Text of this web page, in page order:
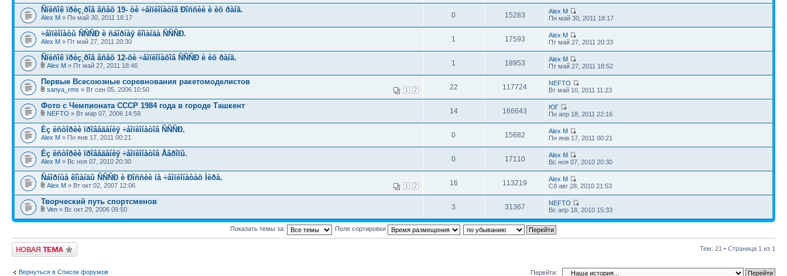
Ñïèñîê ïðèç¸ðîâ âñåõ 19- òè ÷åìïèîíàòîâ Ðîññèè è èõ ðàíã.
Alex M » Пн май 30, 2011 18:17 0 15283
Alex M
Пн май 30, 2011 18:17
÷åìïèîíàòû ÑÑÑÐ è ñáîðíàÿ êîìàíäà ÑÑÑÐ.
Alex M » Пт май 27, 2011 20:30 1 17593
Alex M
Пт май 27, 2011 20:33
Ñïèñîê ïðèç¸ðîâ âñåõ 12-õè ÷åìïèîíàõîâ ÑÑÑÐ è èõ ðàíã.
Alex M » Пт май 27, 2011 18:46 1 18953
Alex M
Пт май 27, 2011 18:52
Первые Всесоюзные соревнования ракетомоделистов
1 2
sanya_rms » Вт сен 05, 2006 10:50 22 117724
NEFTO
Вт май 10, 2011 11:23
Фото с Чемпионата СССР 1984 года в городе Ташкент
NEFTO » Вт мар 07, 2006 14:59 14 166643
ЮГ
Пн апр 18, 2011 22:16
Èç èñòîðèè ïðîâåäåíèÿ ÷åìïèîíàòîâ ÑÑÑÐ.
Alex M » Пн янв 17, 2011 00:21 0 15682
Alex M
Пн янв 17, 2011 00:21
Èç èñòîðèè ïðîâåäåíèÿ ÷åìïèîíàòîâ Åâðîïû.
Alex M » Вс ноя 07, 2010 20:30 0 17110
Alex M
Вс ноя 07, 2010 20:30
Ñáîðíûå êîìàíäû ÑÑÑÐ è Ðîññèè íà ÷åìïèîíàòàõ Ìèðà.
1 2
Alex M » Вт окт 02, 2007 12:06 16 113219
Alex M
Сб авг 28, 2010 21:53
Творческий путь спортсменов
Ven » Вс окт 29, 2006 09:50 3 31367
NEFTO
Вс апр 18, 2010 15:33
Показать темы за: Поле сортировки
Новая тема Тем: 21 • Страница 1 из 1
Вернуться в Список форумов Перейти: